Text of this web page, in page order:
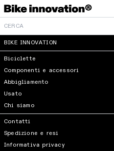
BIKE INNOVATION
Biciclette
Componenti e accessori
Abbigliamento
Usato
Chi siamo
Contatti
Spedizione e resi
Informativa privacy